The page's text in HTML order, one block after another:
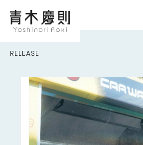
RELEASE